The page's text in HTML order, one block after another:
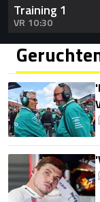
Training 1
VR 10:30